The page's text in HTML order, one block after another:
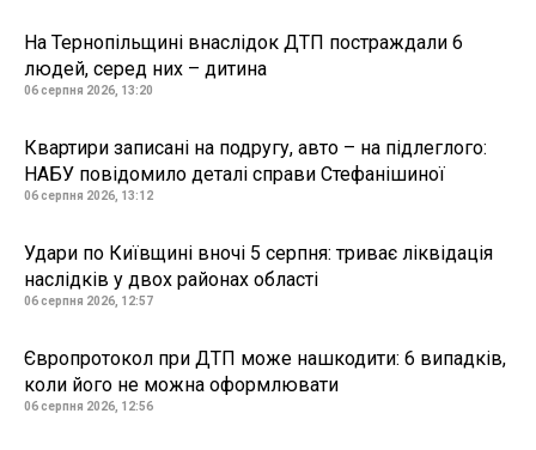
На Тернопільщині внаслідок ДТП постраждали 6
людей, серед них – дитина
06 серпня 2026, 13:20
Квартири записані на подругу, авто – на підлеглого:
НАБУ повідомило деталі справи Стефанішиної
06 серпня 2026, 13:12
Удари по Київщині вночі 5 серпня: триває ліквідація
наслідків у двох районах області
06 серпня 2026, 12:57
Європротокол при ДТП може нашкодити: 6 випадків,
коли його не можна оформлювати
06 серпня 2026, 12:56